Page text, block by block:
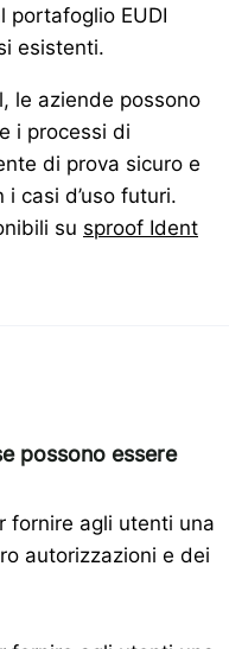
portafoglio EUDI
esistenti.
le aziende possono
i processi di
di prova sicuro e
casi d’uso futuri.
su sproof Ident
possono essere
fornire agli utenti una
autorizzazioni e dei